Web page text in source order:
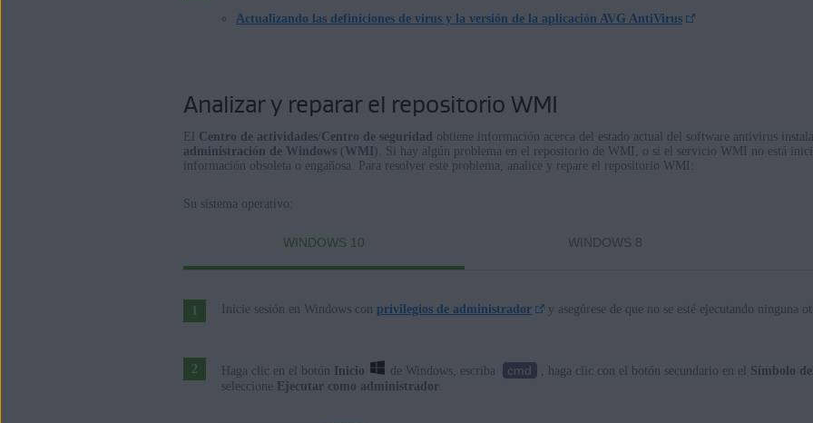
Actualizando las definiciones de virus y la versión de la aplicación AVG AntiVirus
Analizar y reparar el repositorio WMI
El Centro de actividades Centro de seguridad obtiene información acerca del estado actual del software antivirus
administración de Windows ( WMI
). Si hay algún problema en el repositorio de WMI, o si el servicio WMI no está
información obsoleta o engañosa. Para resolver este problema, analice y repare el repositorio WMI:
Su sistema operativo:
WINDOWS 10 WINDOWS 8
Inicie sesión en Windows con privilegios de administrador y asegúrese de que no se esté ejecutando ninguna
Haga clic en el botón Inicio de Windows, escriba cmd , haga clic con el botón secundario en el Símbolo
seleccione
Ejecutar como administrador.